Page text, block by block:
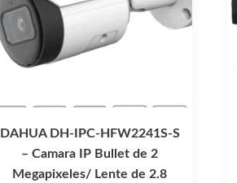
DAHUA DH-IPC-HFW2241S-S
– Camara IP Bullet de 2
Megapixeles/ Lente de 2.8